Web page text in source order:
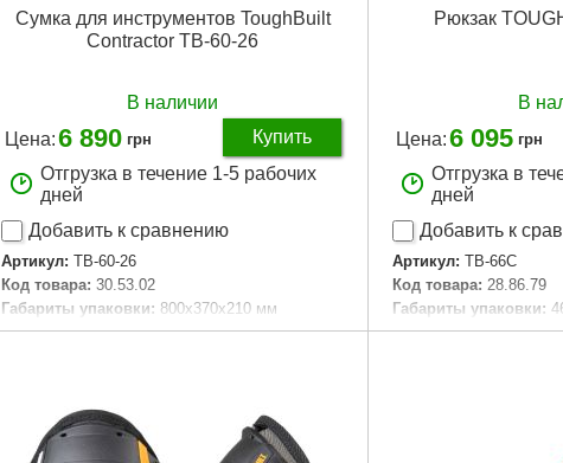
Сумка для инструментов ToughBuilt
Contractor TB-60-26
В наличии
Цена:6 890 грн
Купить
Отгрузка в течение 1-5 рабочих
дней
Добавить к сравнению
Артикул: TB-60-26
Код товара: 30.53.02
Габариты упаковки: 800x370x210 мм
Вес брутто: 4,400 г
Рюкзак
В
Цена:6 095 грн
Отгрузка в
дней
Добавить к
Артикул: TB-66C
Код товара: 28.86.79
Габариты упаковки:
Вес брутто: 2,500 г